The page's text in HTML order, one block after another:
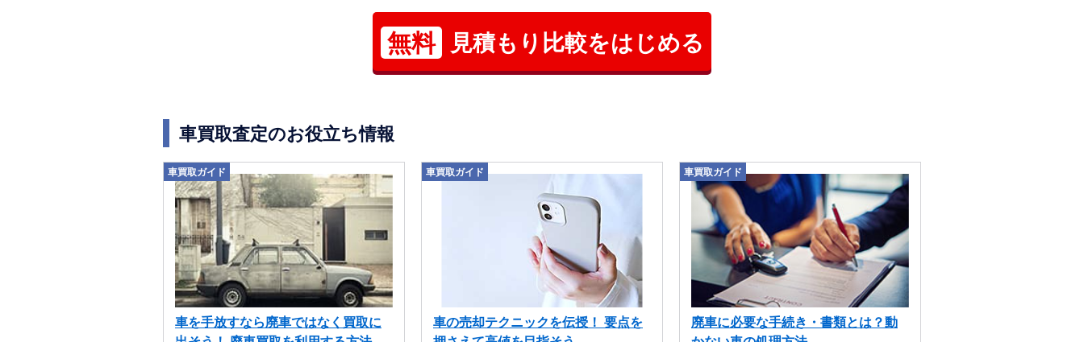
無料 見積もり比較をはじめる
車買取査定のお役立ち情報
車買取ガイド
車を手放すなら廃車ではなく買取に
車買取ガイド
車の売却テクニックを伝授！ 要点を
車買取ガイド
廃車に必要な手続き・書類とは？動